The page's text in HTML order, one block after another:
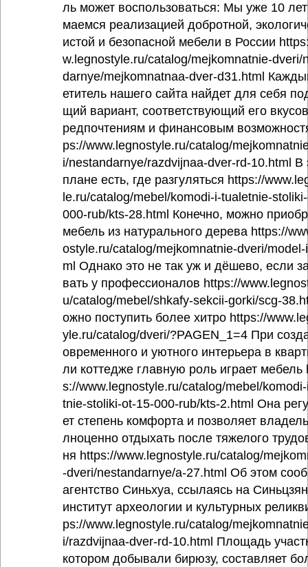
ль может воспользоваться: Мы уже 10
маемся реализацией добротной,
истой и безопасной мебели в России
w.legnostyle.ru/catalog/mejkomnatnie-dveri/
darnye/mejkomnatnaa-dver-d31.html
етитель нашего сайта найдет для себя
щий вариант, соответствующий его
редпочтениям и финансовым
ps://www.legnostyle.ru/catalog/
i/nestandarnye/razdvijnaa-dver-rd-10.html В
плане есть, где разгуляться https://
le.ru/catalog/mebel/komodi-i-tualetnie-
000-rub/kts-28.html Конечно, можно
мебель из натурального дерева https://
ostyle.ru/catalog/mejkomnatnie-dveri/
ml Однако это не так уж и дёшево, если
вать у профессионалов https://
u/catalog/mebel/shkafy-sekcii-gorki/scg-
ожно поступить более хитро https://
yle.ru/catalog/dveri/?PAGEN_1=4 При
овременного и уютного интерьера в
ли коттедже главную роль играет мебель
s://www.legnostyle.ru/catalog/mebel/
tnie-stoliki-ot-15-000-rub/kts-2.html Она
ет степень комфорта и позволяет
лноценно отдыхать после тяжелого
ня https://www.legnostyle.ru/catalog/
-dveri/nestandarnye/a-27.html Об этом
агентство Синьхуа, ссылаясь на
институт археологии и культурных
ps://www.legnostyle.ru/catalog/
i/razdvijnaa-dver-rd-10.html Площадь
котором добывали бирюзу, составляет